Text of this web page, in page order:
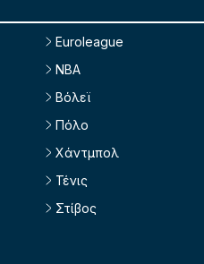
Euroleague
NBA
Βόλεϊ
Πόλο
Χάντμπολ
Τένις
Στίβος